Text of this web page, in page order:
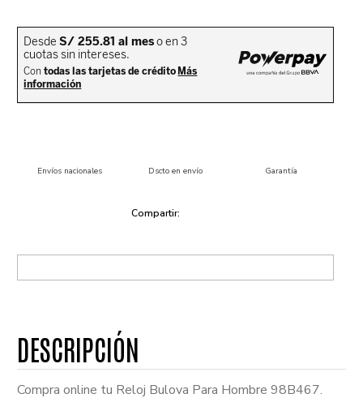
Envíos nacionales Dscto en envío Garantía
Compra online tu Reloj Bulova Para Hombre 98B467.